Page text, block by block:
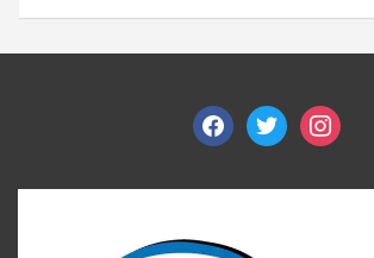
facebooktwitterinstagram